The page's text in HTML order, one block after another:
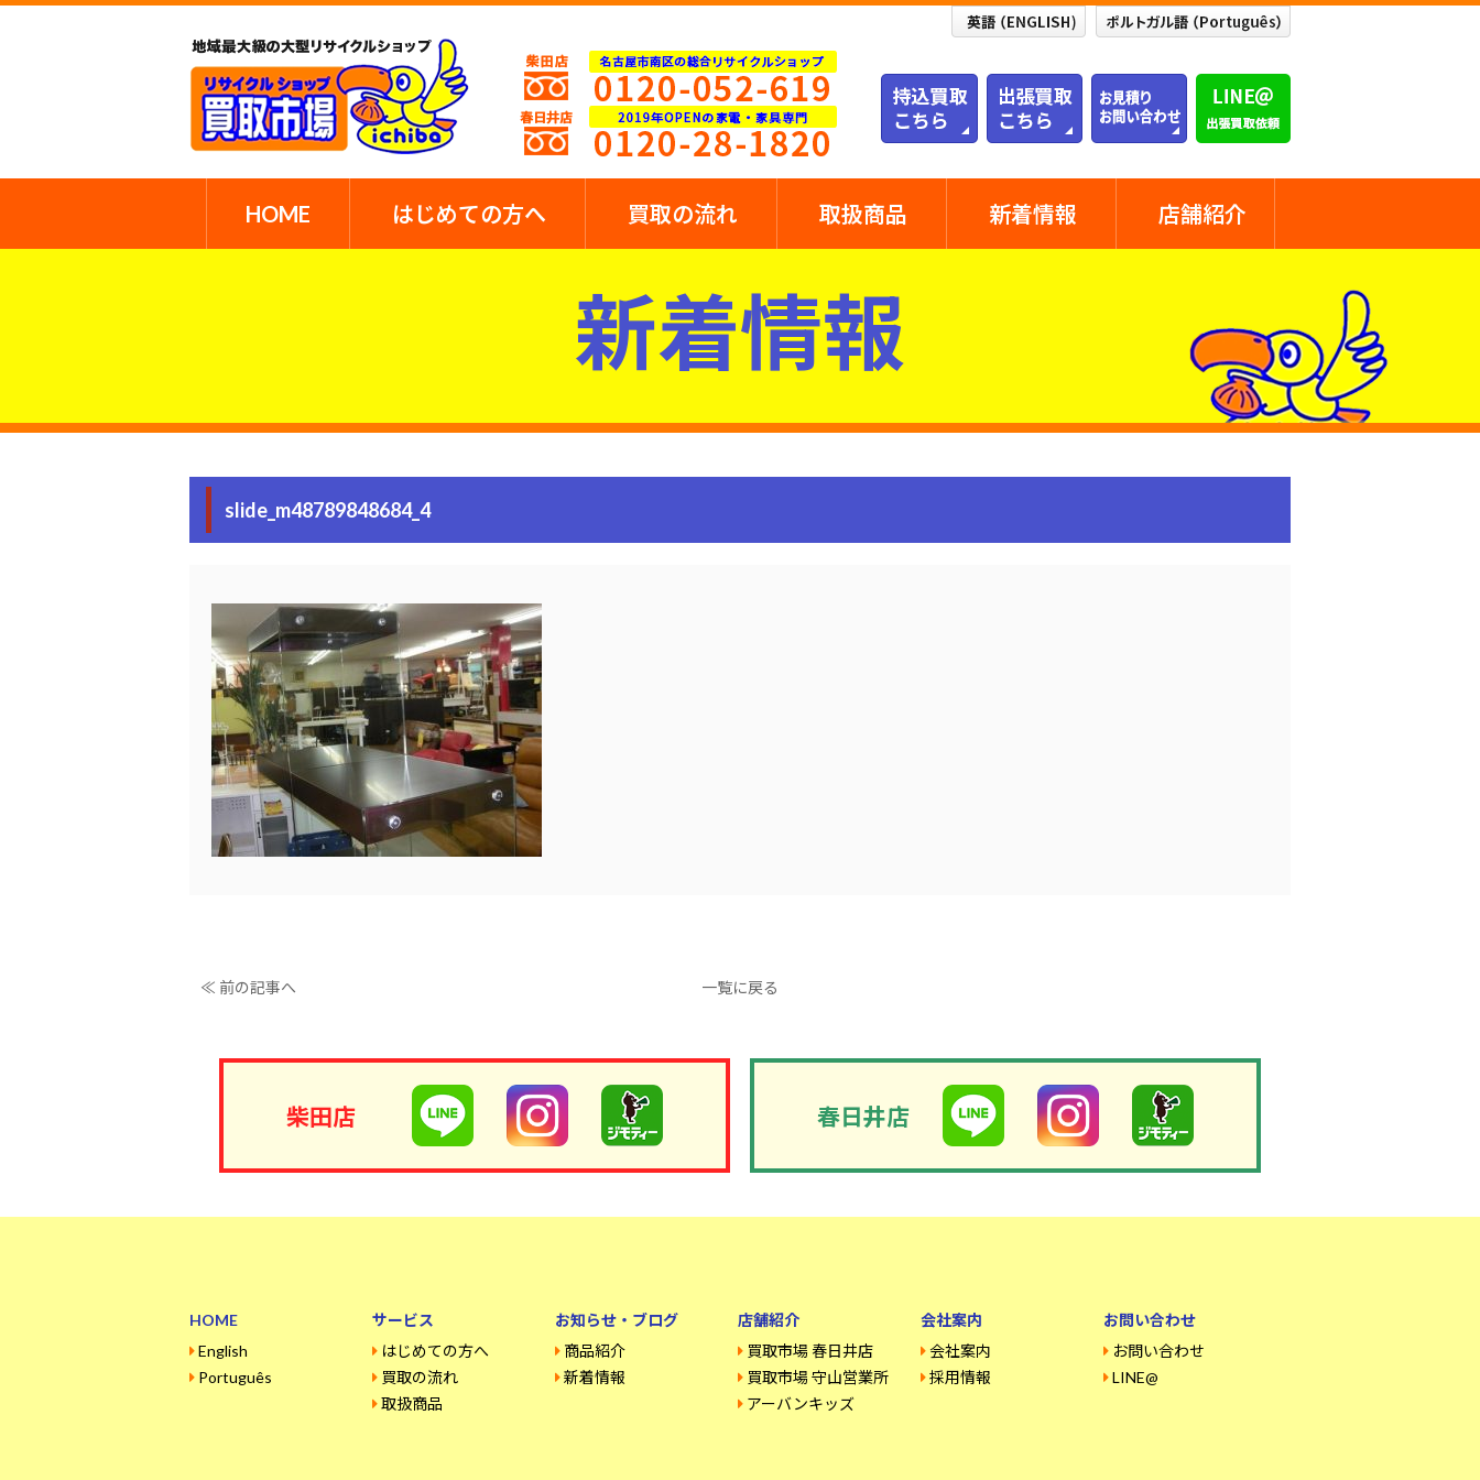
HOME はじめての方へ 買取の流れ 取扱商品 新着情報 店舗紹介
新着情報
slide_m48789848684_4
≪ 前の記事へ 一覧に戻る
柴田店 春日井店
HOME
English
Português
サービス
はじめての方へ
買取の流れ
取扱商品
お知らせ・ブログ
商品紹介
新着情報
店舗紹介
買取市場 春日井店
買取市場 守山営業所
アーバンキッズ
会社案内
会社案内
採用情報
お問い合わせ
お問い合わせ
LINE@